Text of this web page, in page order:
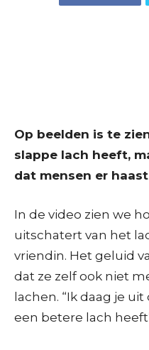
Op beelden is te
slappe lach heeft,
dat mensen er
In de video zien we
uitschatert van het
vriendin. Het geluid
dat ze zelf ook niet
lachen. “Ik daag je
een betere lach